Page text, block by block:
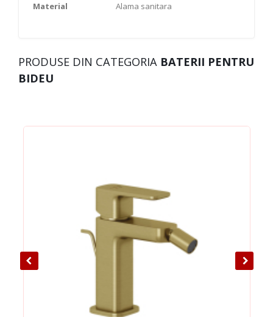
Material
Alama sanitara
PRODUSE DIN CATEGORIA BATERII PENTRU
BIDEU